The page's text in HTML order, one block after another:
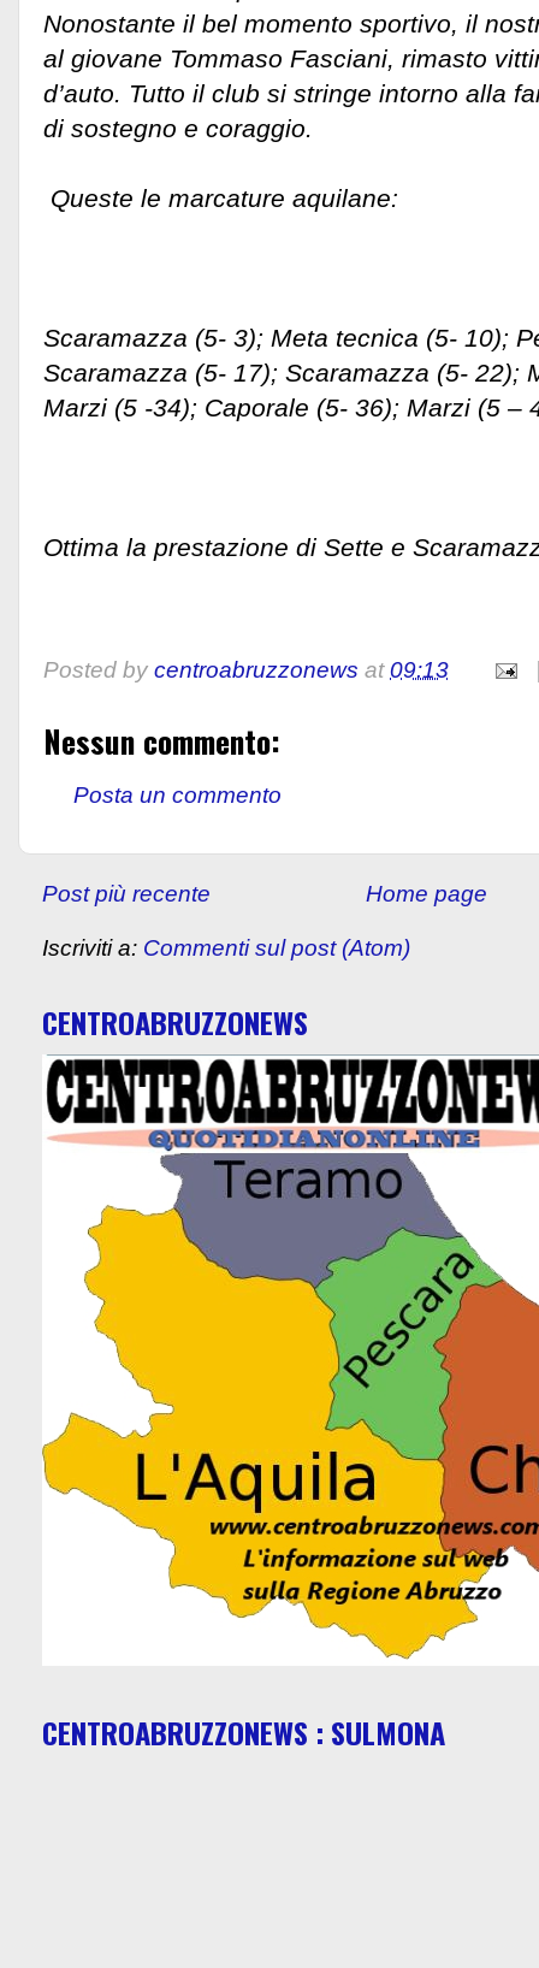
Nonostante il bel momento sportivo, il
al giovane Tommaso Fasciani, rimasto
d’auto. Tutto il club si stringe intorno alla
di sostegno e coraggio.
Queste le marcature aquilane:
Scaramazza (5- 3); Meta tecnica (5- 10);
Scaramazza (5- 17); Scaramazza (5- 22);
Marzi (5 -34); Caporale (5- 36); Marzi (5 –
Ottima la prestazione di Sette e
Posted by centroabruzzonews at09:13
Nessun commento:
Posta un commento
Post più recente Home page
Iscriviti a: Commenti sul post (Atom)
CENTROABRUZZONEWS
CENTROABRUZZONEWS : SULMONA